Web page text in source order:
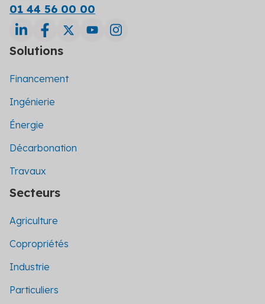
01 44 56 00 00
Solutions
Financement
Ingénierie
Énergie
Décarbonation
Travaux
Secteurs
Agriculture
Copropriétés
Industrie
Particuliers